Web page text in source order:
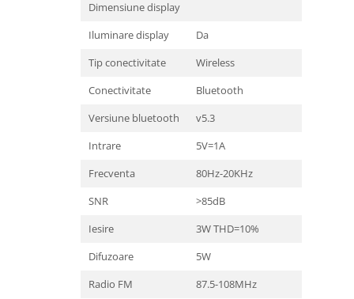
Accesorii Camere Supraveghere
Casti Profesionale
Ceasuri Smart pentru copii
Dimensiune display
Iluminare display
Da
Tip conectivitate
Wireless
Conectivitate
Bluetooth
Versiune bluetooth
v5.3
Intrare
5V=1A
Frecventa
80Hz-20KHz
SNR
>85dB
Iesire
3W THD=10%
Difuzoare
5W
Radio FM
87.5-108MHz